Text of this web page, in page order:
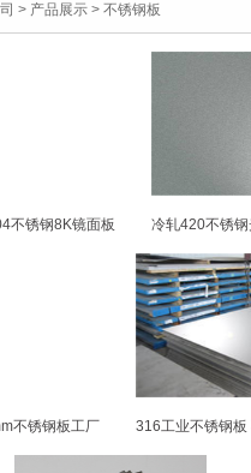
不锈钢8K镜面板 冷轧420不锈
不锈钢板工厂 316工业不锈钢
> 产品展示 > 不锈钢板